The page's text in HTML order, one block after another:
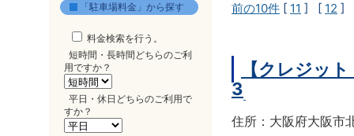
「駐車場料金」から探す
料金検索を行う。
短時間・長時間どちらのご利
用ですか？
平日・休日どちらのご利用で
すか？
前の10件 [ 11 ] [ 12 ]
【クレジッ
3
住所：大阪府大阪市